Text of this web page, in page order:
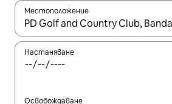
Местоположение
Когато резултатите се покажат,
Настаняване
Освобождаване